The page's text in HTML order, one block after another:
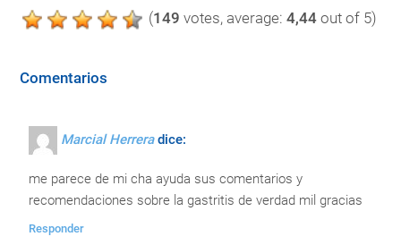
(149 votes, average: 4,44 out of 5)
Comentarios
Marcial Herrera dice:
me parece de mi cha ayuda sus comentarios y
recomendaciones sobre la gastritis de verdad mil gracias
Responder